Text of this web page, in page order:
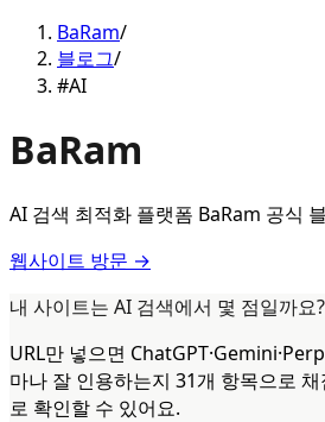
BaRam/
블로그/
#AI
BaRam
AI 검색 최적화 플랫폼 BaRam 공식
웹사이트 방문 →
내 사이트는 AI 검색에서 몇 점일까요?
URL만 넣으면
마나 잘 인용하는지 31개 항목으로
로 확인할 수 있어요.